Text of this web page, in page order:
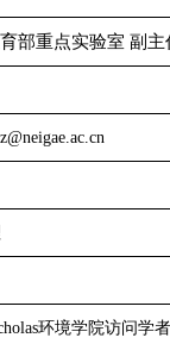
部重点实验室 副主
环境学院访问学者